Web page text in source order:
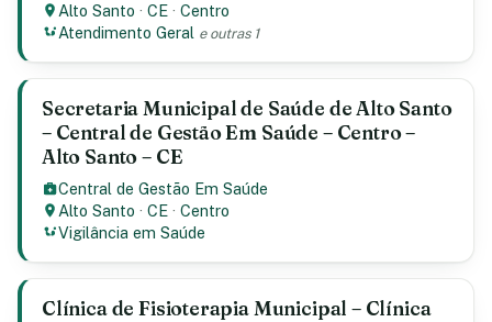
Alto Santo ·CE ·Centro
Atendimento Geral e outras 1
Secretaria Municipal de Saúde de Alto Santo
– Central de Gestão Em Saúde – Centro –
Alto Santo – CE
Central de Gestão Em Saúde
Alto Santo ·CE ·Centro
Vigilância em Saúde
Clínica de Fisioterapia Municipal – Clínica